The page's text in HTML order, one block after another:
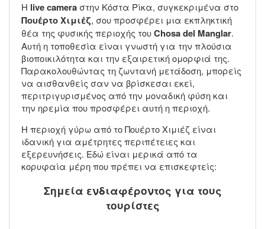
Η live camera στην Κόστα Ρίκα, συγκεκριμένα στο
Πουέρτο Χιμιέζ, σου προσφέρει μια εκπληκτική
θέα της φυσικής περιοχής τουChosa del Manglar.
Αυτή η τοποθεσία είναι γνωστή για την πλούσια
βιοποικιλότητα και την εξαιρετική ομορφιά της.
Παρακολουθώντας τη ζωντανή μετάδοση, μπορείς
να αισθανθείς σαν να βρίσκεσαι εκεί,
περιτριγυρισμένος από την μοναδική φύση και
την ηρεμία που προσφέρει αυτή η περιοχή.
Η περιοχή γύρω από το Πουέρτο Χιμιέζ είναι
ιδανική για αμέτρητες περιπέτειες και
εξερευνήσεις. Εδώ είναι μερικά από τα
κορυφαία μέρη που πρέπει να επισκεφτείς:
Σημεία ενδιαφέροντος για τους
τουρίστες